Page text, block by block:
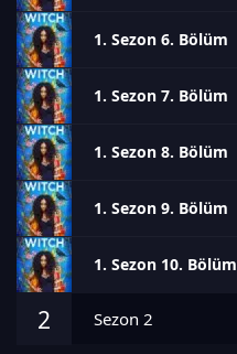
1. Sezon 6. Bölüm
1. Sezon 7. Bölüm
1. Sezon 8. Bölüm
1. Sezon 9. Bölüm
1. Sezon 10. Bölüm
2 Sezon 2